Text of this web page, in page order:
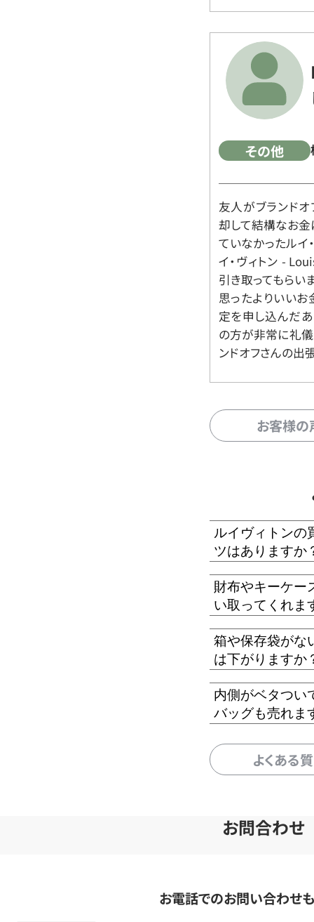
その他
友人がブランド
却して結構なお金
ていなかったルイ
イ・ヴィトン -
引き取ってもらい
思ったよりいいお
定を申し込んだ
の方が非常に礼儀
ンドオフさんの出
お客様
ルイヴィトンの
ツはありますか
財布やキーケー
い取ってくれま
箱や保存袋がな
は下がりますか
内側がベタつい
バッグも売れま
よくある
お問合わせ
お電話でのお問い合わせ